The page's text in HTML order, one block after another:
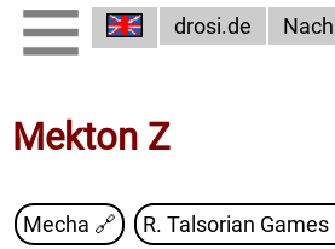
drosi.de
Mekton Z
Mecha 🔗 R. Talsorian Games